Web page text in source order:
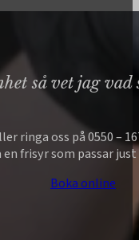
så vet jag
ringa oss på 0550 –
frisyr som passar
Boka online